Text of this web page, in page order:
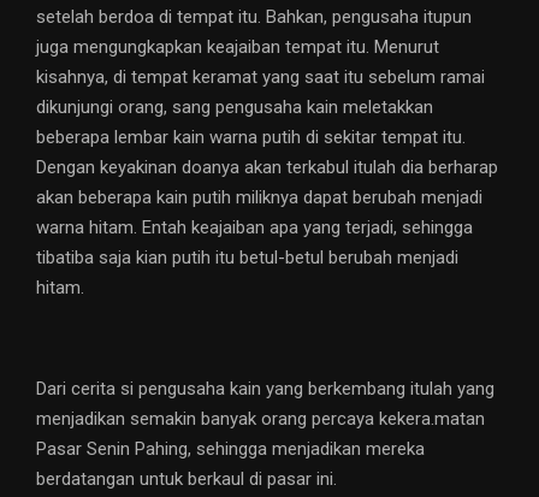
setelah berdoa di tempat itu. Bahkan, pengusaha itupun
juga mengungkapkan keajaiban tempat itu. Menurut
kisahnya, di tempat keramat yang saat itu sebelum ramai
dikunjungi orang, sang pengusaha kain meletakkan
beberapa lembar kain warna putih di sekitar tempat itu.
Dengan keyakinan doanya akan terkabul itulah dia berharap
akan beberapa kain putih miliknya dapat berubah menjadi
warna hitam. Entah keajaiban apa yang terjadi, sehingga
tibatiba saja kian putih itu betul-betul berubah menjadi
hitam.
Dari cerita si pengusaha kain yang berkembang itulah yang
menjadikan semakin banyak orang percaya kekera.matan
Pasar Senin Pahing, sehingga menjadikan mereka
berdatangan untuk berkaul di pasar ini.